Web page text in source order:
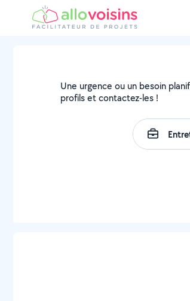
Une urgence ou un besoin
profils et contactez-les !